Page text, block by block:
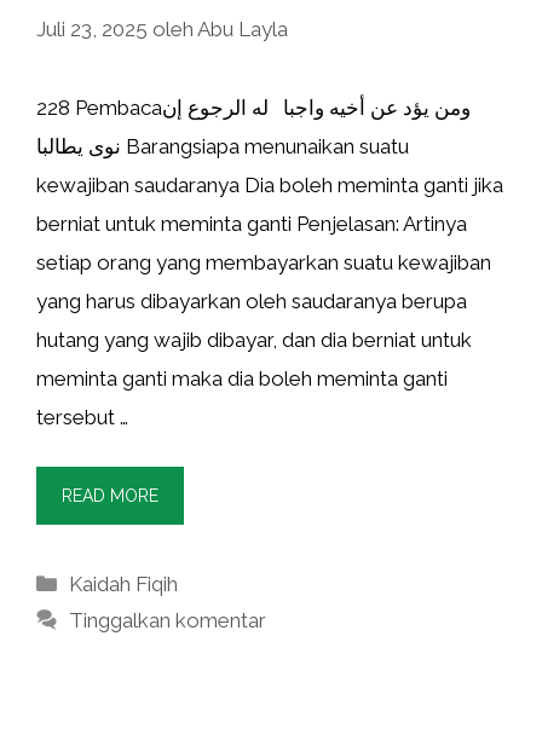
Juli 23, 2025 oleh Abu Layla
228 Pembacaومن يؤد عن أخيه واجبا له الرجوع إن
نوى يطالبا Barangsiapa menunaikan suatu
kewajiban saudaranya Dia boleh meminta ganti jika
berniat untuk meminta ganti Penjelasan: Artinya
setiap orang yang membayarkan suatu kewajiban
yang harus dibayarkan oleh saudaranya berupa
hutang yang wajib dibayar, dan dia berniat untuk
meminta ganti maka dia boleh meminta ganti
tersebut …
READ MORE
Kategori
Kaidah Fiqih
Tinggalkan komentar